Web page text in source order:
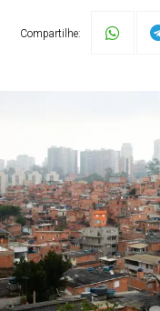
Compartilhe: